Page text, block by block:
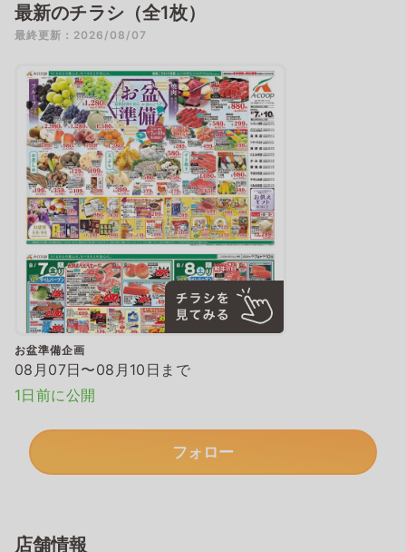
最新のチラシ（全1枚）
最終更新：2026/08/07
お盆準備企画
08月07日〜08月10日まで
1日前に公開
フォロー
店舗情報